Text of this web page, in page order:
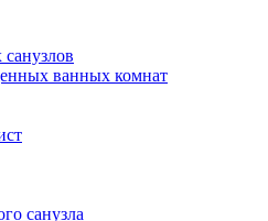
ванных комнат
санузла